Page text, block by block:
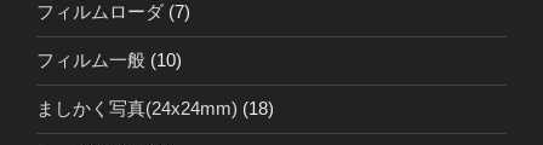
フィルムローダ (7)
フィルム一般 (10)
ましかく写真(24x24mm) (18)